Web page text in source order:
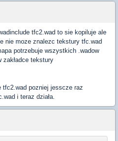
tfc2.wad to sie kopiluje ale
nie moze znalezc tekstury tfc.wad
potrzebuje wszystkich .wadow
zakładce tekstury
tfc2.wad pozniej jesscze raz
i teraz działa.